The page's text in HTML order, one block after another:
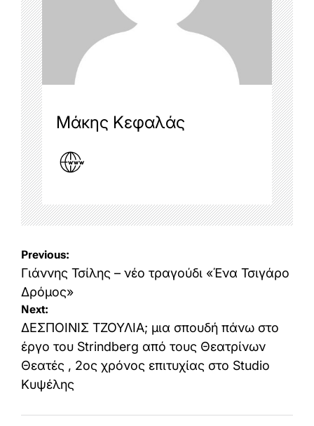
Μάκης Κεφαλάς
Post
navigation
Previous:
Γιάννης Τσίλης – νέο τραγούδι «Ένα Τσιγάρο
Δρόμος»
Next:
ΔΕΣΠΟΙΝΙΣ ΤΖΟΥΛΙΑ; μια σπουδή πάνω στο
έργο του Strindberg από τους Θεατρίνων
Θεατές , 2ος χρόνος επιτυχίας στο Studio
Κυψέλης